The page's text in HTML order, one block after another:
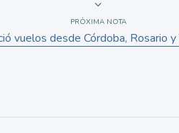
PRÓXIMA NOTA
vuelos desde Córdoba, Rosario